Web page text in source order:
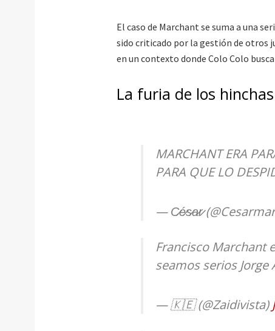
El caso de Marchant se suma a una
sido criticado por la gestión de otros
en un contexto donde Colo Colo
La furia de los hinchas
MARCHANT ERA
PARA QUE LO
— C̷é̷s̷a̷r̷
Francisco Marchant
seamos serios Jorge
— 🇰🇪 (@Zaidivista)